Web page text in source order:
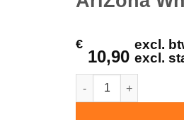
€
10,90
excl.
excl.
AriZona White Tea